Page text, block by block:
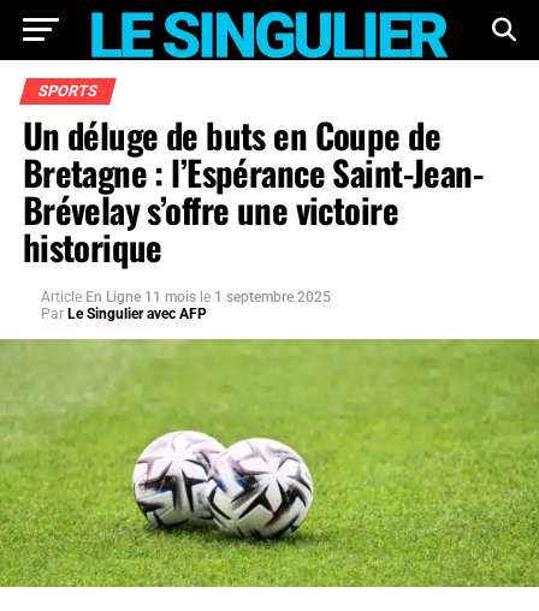
SPORTS
Un déluge de buts en Coupe de
Bretagne : l’Espérance Saint-Jean-
Brévelay s’offre une victoire
historique
Article En Ligne 11 mois le 1 septembre 2025
Par Le Singulier avec AFP